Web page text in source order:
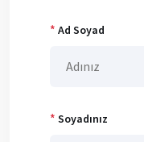
* Ad Soyad
* Soyadınız